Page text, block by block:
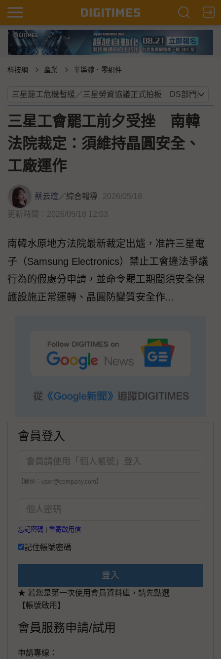
科技網 產業 半導體．零組件
三星工會罷工前夕受挫 南韓
法院裁定：須維持晶圓安全、
工廠運作
蔡云瑄／綜合報導 2026/05/18
更新時間：2026/05/18 12:03
南韓水原地方法院最新裁定出爐，准許三星電
子（Samsung Electronics）禁止工會違法爭議
行為的假處分申請，並命令罷工期間須安全保
護設施正常運轉、晶圓防變質安全作...
會員登入
【範例：user@company.com】
忘記密碼 重寄啟用信
記住帳號密碼
登入
★ 若您是第一次使用會員資料庫，請先點選
【帳號啟用】
會員服務申請/試用
申請專線：